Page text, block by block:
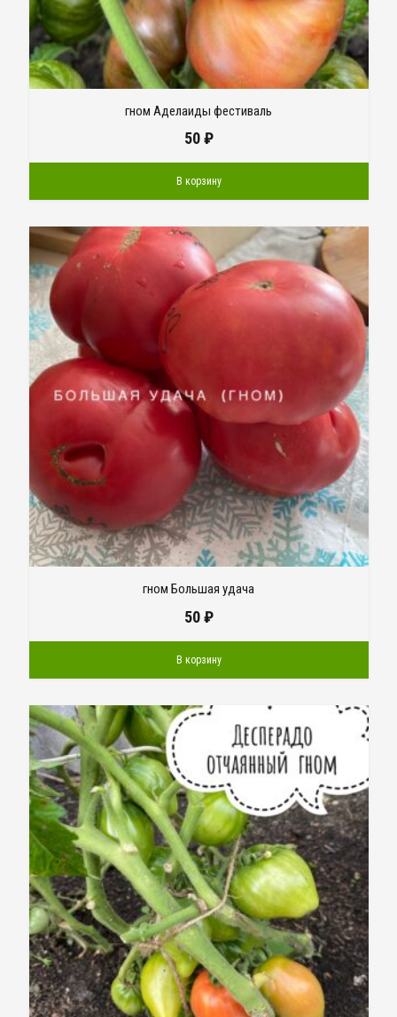
гном Аделаиды фестиваль
50₽
В корзину
гном Большая удача
50₽
В корзину